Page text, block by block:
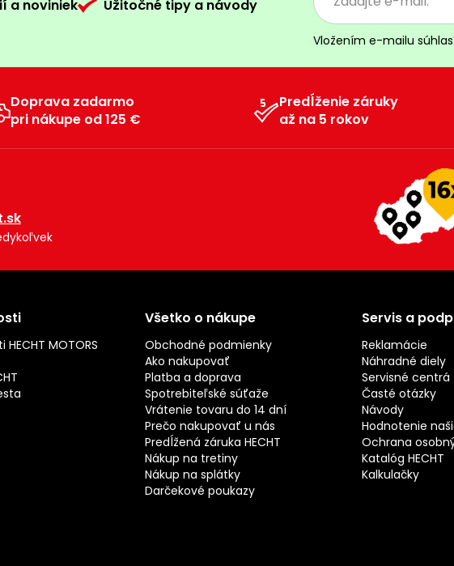
a noviniek Užitočné tipy a návody
Vložením e-mailu
Doprava zadarmo
pri nákupe od 125 €
Predĺženie záruky
až na 5 rokov
MOTORS
Všetko o nákupe
Obchodné podmienky
Ako nakupovať
Platba a doprava
Spotrebiteľské súťaže
Vrátenie tovaru do 14 dní
Prečo nakupovať u nás
Predĺžená záruka HECHT
Nákup na tretiny
Nákup na splátky
Darčekové poukazy
Servis a
Reklamácie
Náhradné diely
Servisné centrá
Časté otázky
Návody
Hodnotenie
Ochrana
Katalóg HECHT
Kalkulačky